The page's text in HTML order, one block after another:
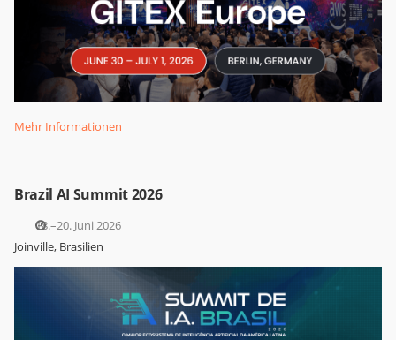
Mehr Informationen
Brazil AI Summit 2026
18.–20. Juni 2026
Joinville, Brasilien